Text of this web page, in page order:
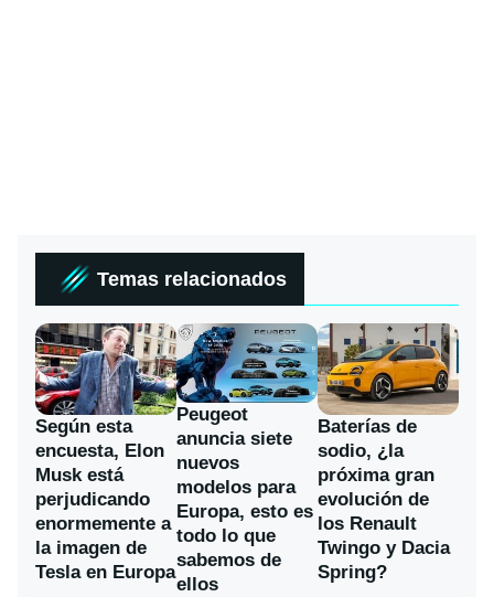
Temas relacionados
Según esta
encuesta, Elon
Musk está
perjudicando
enormemente a
la imagen de
Tesla en Europa
Peugeot
anuncia siete
nuevos
modelos para
Europa, esto es
todo lo que
sabemos de
ellos
Baterías de
sodio, ¿la
próxima gran
evolución de
los Renault
Twingo y Dacia
Spring?